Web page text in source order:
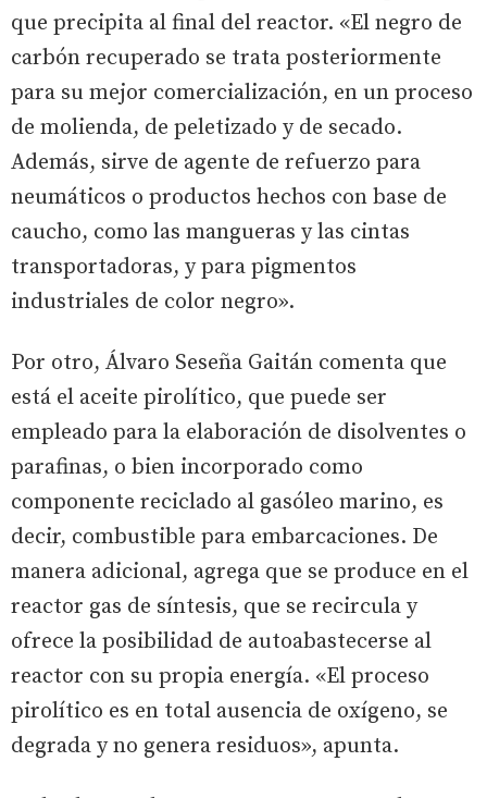
que precipita al final del reactor. «El negro de
carbón recuperado se trata posteriormente
para su mejor comercialización, en un proceso
de molienda, de peletizado y de secado.
Además, sirve de agente de refuerzo para
neumáticos o productos hechos con base de
caucho, como las mangueras y las cintas
transportadoras, y para pigmentos
industriales de color negro».
Por otro, Álvaro Seseña Gaitán comenta que
está el aceite pirolítico, que puede ser
empleado para la elaboración de disolventes o
parafinas, o bien incorporado como
componente reciclado al gasóleo marino, es
decir, combustible para embarcaciones. De
manera adicional, agrega que se produce en el
reactor gas de síntesis, que se recircula y
ofrece la posibilidad de autoabastecerse al
reactor con su propia energía. «El proceso
pirolítico es en total ausencia de oxígeno, se
degrada y no genera residuos», apunta.